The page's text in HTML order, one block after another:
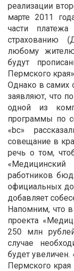
реализации
марте 2011
части
страхованию
любому
будут
Пермского
Однако в самих
заявляют, что
одной из
программы по
«bc»
совещание в
речь о том,
работников
официальных
добавляет
Напомним, что
проекта
250 млн
случае
будет увеличен.
Пермского края